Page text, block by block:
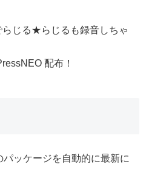
らじる★らじるも録音しちゃ
配布！
ッケージを自動的に最新に